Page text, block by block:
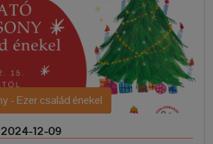
- Ezer család énekel
2024-12-09